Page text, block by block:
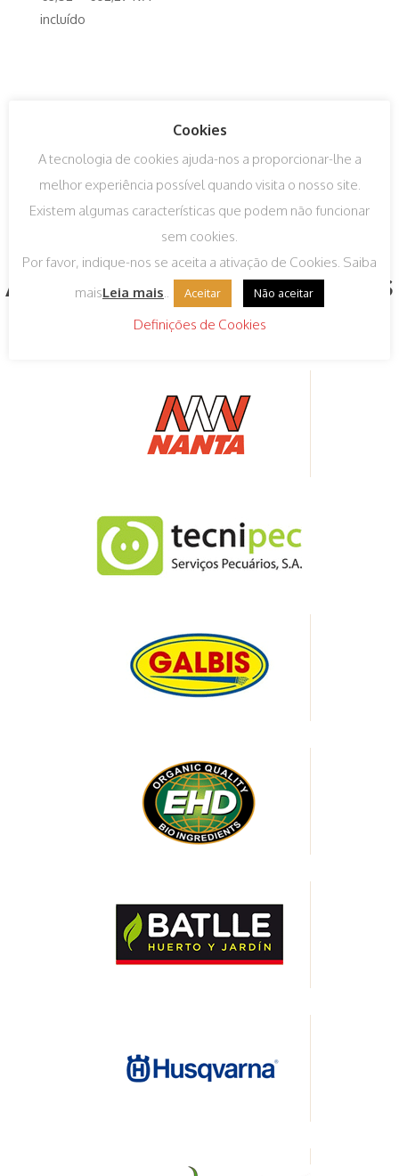
incluído
Algumas das nossas marcas
Cookies
A tecnologia de cookies ajuda-nos a proporcionar-lhe a
melhor experiência possível quando visita o nosso site.
Existem algumas características que podem não funcionar
sem cookies.
Por favor, indique-nos se aceita a ativação de Cookies. Saiba
maisLeia mais.. Aceitar Não aceitar
Definições de Cookies